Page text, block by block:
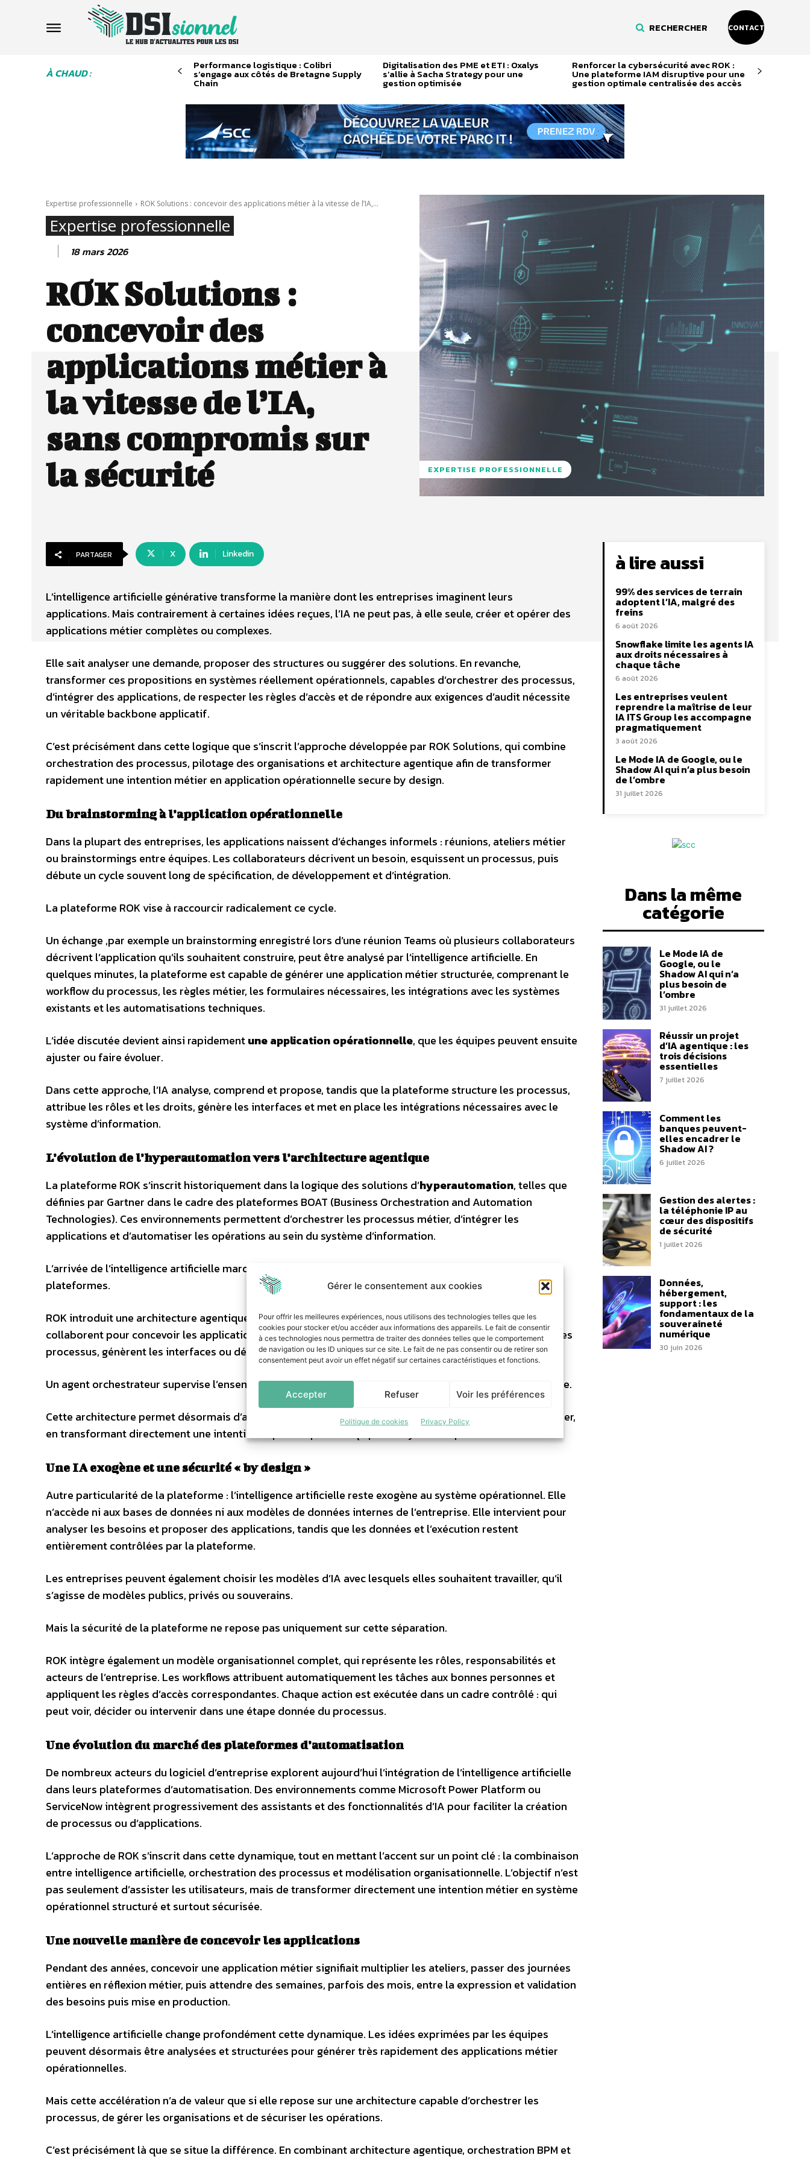
Gérer le consentement aux cookies
Pour offrir les meilleures expériences, nous utilisons des technologies telles que les
cookies pour stocker et/ou accéder aux informations des appareils. Le fait de consentir
à ces technologies nous permettra de traiter des données telles que le comportement
de navigation ou les ID uniques sur ce site. Le fait de ne pas consentir ou de retirer son
consentement peut avoir un effet négatif sur certaines caractéristiques et fonctions.
Accepter Refuser Voir les préférences
Politique de cookies Privacy Policy
RECHERCHER CONTACT
À CHAUD :
Performance logistique : Colibri
s’engage aux côtés de Bretagne Supply
Chain
Digitalisation des PME et ETI : Oxalys
s’allie à Sacha Strategy pour une
gestion optimisée
Renforcer la cybersécurité avec ROK :
Une plateforme IAM disruptive pour une
gestion optimale centralisée des accès
Expertise professionnelle ROK Solutions : concevoir des applications métier à la vitesse de l’IA,...
Expertise professionnelle
18 mars 2026
ROK Solutions :
concevoir des
applications métier à
la vitesse de l’IA,
sans compromis sur
la sécurité
EXPERTISE PROFESSIONNELLE
PARTAGER X Linkedin
L’intelligence artificielle générative transforme la manière dont les entreprises imaginent leurs
applications. Mais contrairement à certaines idées reçues, l’IA ne peut pas, à elle seule, créer et opérer des
applications métier complètes ou complexes.
Elle sait analyser une demande, proposer des structures ou suggérer des solutions. En revanche,
transformer ces propositions en systèmes réellement opérationnels, capables d’orchestrer des processus,
d’intégrer des applications, de respecter les règles d’accès et de répondre aux exigences d’audit nécessite
un véritable backbone applicatif.
C’est précisément dans cette logique que s’inscrit l’approche développée par ROK Solutions, qui combine
orchestration des processus, pilotage des organisations et architecture agentique afin de transformer
rapidement une intention métier en application opérationnelle secure by design.
Du brainstorming à l’application opérationnelle
Dans la plupart des entreprises, les applications naissent d’échanges informels : réunions, ateliers métier
ou brainstormings entre équipes. Les collaborateurs décrivent un besoin, esquissent un processus, puis
débute un cycle souvent long de spécification, de développement et d’intégration.
La plateforme ROK vise à raccourcir radicalement ce cycle.
Un échange ,par exemple un brainstorming enregistré lors d’une réunion Teams où plusieurs collaborateurs
décrivent l’application qu’ils souhaitent construire, peut être analysé par l’intelligence artificielle. En
quelques minutes, la plateforme est capable de générer une application métier structurée, comprenant le
workflow du processus, les règles métier, les formulaires nécessaires, les intégrations avec les systèmes
existants et les automatisations techniques.
L’idée discutée devient ainsi rapidementune application opérationnelle, que les équipes peuvent ensuite
ajuster ou faire évoluer.
Dans cette approche, l’IA analyse, comprend et propose, tandis que la plateforme structure les processus,
attribue les rôles et les droits, génère les interfaces et met en place les intégrations nécessaires avec le
système d’information.
L’évolution de l’hyperautomation vers l’architecture agentique
La plateforme ROK s’inscrit historiquement dans la logique des solutions d’hyperautomation, telles que
définies par Gartner dans le cadre des plateformes BOAT (Business Orchestration and Automation
Technologies). Ces environnements permettent d’orchestrer les processus métier, d’intégrer les
applications et d’automatiser les opérations au sein du système d’information.
L’arrivée de l’intelligence artificielle marque aujourd’hui une nouvelle étape dans l’évolution de ces
plateformes.
ROK introduit une architecture agentique dans laquelle plusieurs agents d’intelligence artificielle
collaborent pour concevoir les applications métier. Certains analysent les besoins, d’autres structurent les
processus, génèrent les interfaces ou définissent les règles et les intégrations.
Un agent orchestrateur supervise l’ensemble afin de garantir la cohérence globale de l’application générée.
Cette architecture permet désormais d’automatiser de bout en bout la conception des applications métier,
en transformant directement une intention exprimée par les équipes en système opérationnel structuré.
Une IA exogène et une sécurité « by design »
Autre particularité de la plateforme : l’intelligence artificielle reste exogène au système opérationnel. Elle
n’accède ni aux bases de données ni aux modèles de données internes de l’entreprise. Elle intervient pour
analyser les besoins et proposer des applications, tandis que les données et l’exécution restent
entièrement contrôlées par la plateforme.
Les entreprises peuvent également choisir les modèles d’IA avec lesquels elles souhaitent travailler, qu’il
s’agisse de modèles publics, privés ou souverains.
Mais la sécurité de la plateforme ne repose pas uniquement sur cette séparation.
ROK intègre également un modèle organisationnel complet, qui représente les rôles, responsabilités et
acteurs de l’entreprise. Les workflows attribuent automatiquement les tâches aux bonnes personnes et
appliquent les règles d’accès correspondantes. Chaque action est exécutée dans un cadre contrôlé : qui
peut voir, décider ou intervenir dans une étape donnée du processus.
Une évolution du marché des plateformes d’automatisation
De nombreux acteurs du logiciel d’entreprise explorent aujourd’hui l’intégration de l’intelligence artificielle
dans leurs plateformes d’automatisation. Des environnements comme Microsoft Power Platform ou
ServiceNow intègrent progressivement des assistants et des fonctionnalités d’IA pour faciliter la création
de processus ou d’applications.
L’approche de ROK s’inscrit dans cette dynamique, tout en mettant l’accent sur un point clé : la combinaison
entre intelligence artificielle, orchestration des processus et modélisation organisationnelle. L’objectif n’est
pas seulement d’assister les utilisateurs, mais de transformer directement une intention métier en système
opérationnel structuré et surtout sécurisée.
Une nouvelle manière de concevoir les applications
Pendant des années, concevoir une application métier signifiait multiplier les ateliers, passer des journées
entières en réflexion métier, puis attendre des semaines, parfois des mois, entre la expression et validation
des besoins puis mise en production.
L’intelligence artificielle change profondément cette dynamique. Les idées exprimées par les équipes
peuvent désormais être analysées et structurées pour générer très rapidement des applications métier
opérationnelles.
Mais cette accélération n’a de valeur que si elle repose sur une architecture capable d’orchestrer les
processus, de gérer les organisations et de sécuriser les opérations.
C’est précisément là que se situe la différence. En combinant architecture agentique, orchestration BPM et
à lire aussi
99% des services de terrain
adoptent l’IA, malgré des
freins
6 août 2026
Snowflake limite les agents IA
aux droits nécessaires à
chaque tâche
6 août 2026
Les entreprises veulent
reprendre la maîtrise de leur
IA ITS Group les accompagne
pragmatiquement
3 août 2026
Le Mode IA de Google, ou le
Shadow AI qui n’a plus besoin
de l’ombre
31 juillet 2026
Dans la même
catégorie
Le Mode IA de
Google, ou le
Shadow AI qui n’a
plus besoin de
l’ombre
31 juillet 2026
Réussir un projet
d’IA agentique : les
trois décisions
essentielles
7 juillet 2026
Comment les
banques peuvent-
elles encadrer le
Shadow AI ?
6 juillet 2026
Gestion des alertes :
la téléphonie IP au
cœur des dispositifs
de sécurité
1 juillet 2026
Données,
hébergement,
support : les
fondamentaux de la
souveraineté
numérique
30 juin 2026